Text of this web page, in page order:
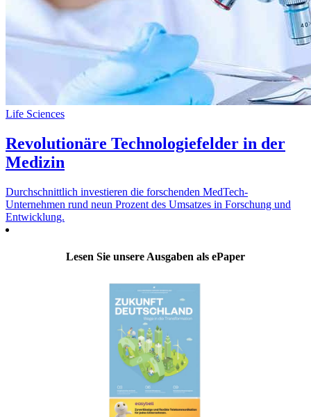
Life Sciences
Revolutionäre Technologiefelder in der
Medizin
Durchschnittlich investieren die forschenden MedTech-
Unternehmen rund neun Prozent des Umsatzes in Forschung und
Entwicklung.
Lesen Sie unsere Ausgaben als ePaper